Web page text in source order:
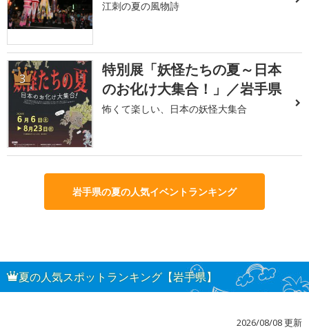
江刺の夏の風物詩
3
特別展「妖怪たちの夏～日本
のお化け大集合！」／岩手県
怖くて楽しい、日本の妖怪大集合
岩手県の夏の人気イベントランキング
夏の人気スポットランキング【岩手県】
2026/08/08 更新